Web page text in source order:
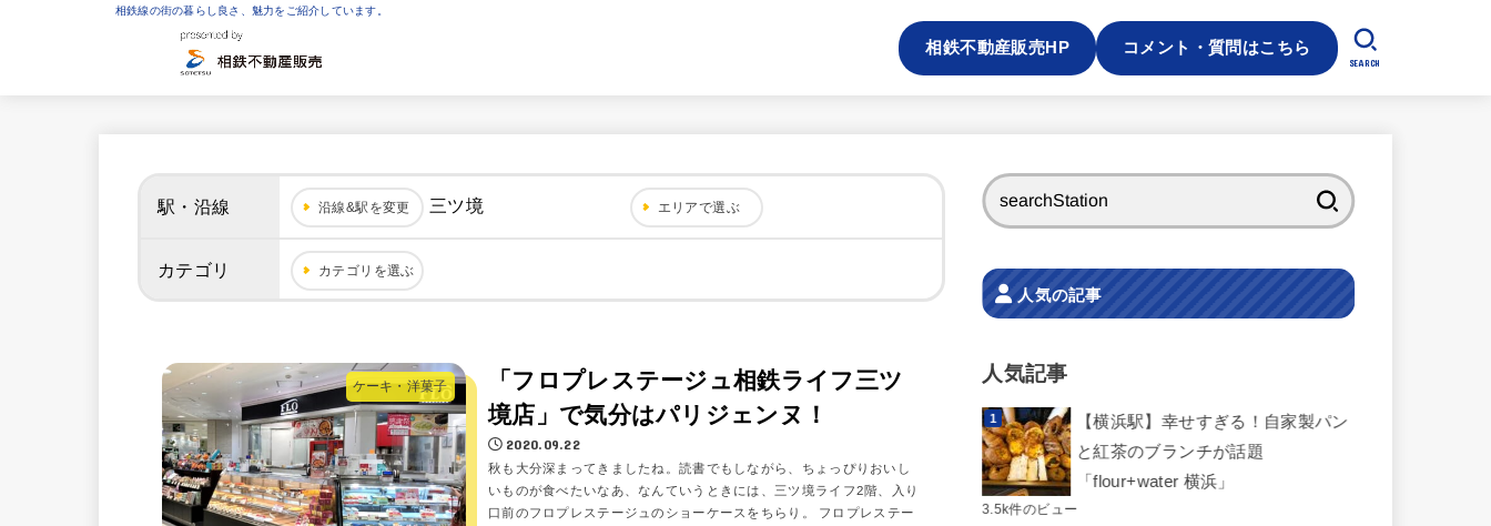
相鉄線の街の暮らし良さ、魅力をご紹介しています。
相鉄不動産販売HP コメント・質問はこちら
SEARCH
駅・沿線 沿線&駅を変更 三ツ境 エリアで選ぶ
カテゴリ カテゴリを選ぶ
ケーキ・洋菓子
「フロプレステージュ相鉄ライフ三ツ
境店」で気分はパリジェンヌ！
2020.09.22
秋も大分深まってきましたね。読書でもしながら、ちょっぴりおいし
いものが食べたいなあ、なんていうときには、三ツ境ライフ2階、入り
口前のフロプレステージュのショーケースをちらり。 フロプレステー
人気の記事
人気記事
【横浜駅】幸せすぎる！自家製パン
と紅茶のブランチが話題
「flour+water 横浜」
3.5k件のビュー